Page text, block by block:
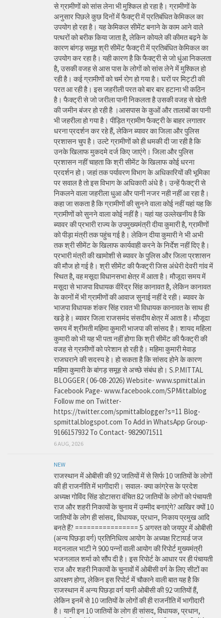
से ग्रामीणों को सांस लेना भी मुश्किल हो रहा है। ग्रामीणों के
अनुसार पिछले कुछ दिनों में फैक्ट्री में प्रतिबंधित केमिकल का
उपयोग हो रहा है। यह केमिकल सीमेंट बनाने के काम आने वाले
पत्थरों को बरीक किया जाता है, लेकिन कोयले की कीमत बढ़ने के
कारण बांगड़ समूह श्री सीमेंट फैक्ट्री में प्रतिबंधित केमिकल का
उपयोग कर रहा है। यही कारण है कि फैक्ट्री से जो धुंआ निकलता
है, उसकी वजह से आस पास के लोगों को सांस लेने में मुश्किल हो
रही है। कई ग्रामीणों को चर्म रोग हो गया है। घरों पर मिट्टी की
परत आ रही है। इस जहरीली परत को बार बार हटाना भी कठिन
है। फैक्ट्री से जो जरीला पानी निकलता है उसकी वजह से खेती
की जमीन बंजर हो रही है ।आसपास के कुओं और तालाबों का पानी
भी जहरीला हो गया है। पीड़ित ग्रामीण फैक्ट्री के बाहर लगातार
धरना प्रदर्शन कर रहे हैं, लेकिन ब्यावर का जिला और पुलिस
प्रशासन चुप है। उल्टे ग्रामीणों को ही धमकी दी जा रही है कि
उनके खिलाफ मुकदमे दर्ज किए जाएंगे। जिला और पुलिस
प्रशासन नहीं चाहता कि श्री सीमेंट के खिलाफ कोई धरना
प्रदर्शन हो। जहां तक पर्यावरण विभाग के अधिकारियों की भूमिका
पर सवाल है तो इस विभाग के अधिकारी अंधे है। उन्हें फैक्ट्री से
निकलने वाला जहरीला धुआ और पानी नजर नही नहीं आ रहा है।
कहा जा सकता है कि ग्रामीणों की सुनने वाला कोई नहीं यहां यह कि
ग्रामीणों को सुनने वाला कोई नहीं है। यहां यह उल्लेखनीय है कि
ब्यावर की प्रभारी राज्य के उपमुख्यमंत्री दीया कुमारी है, ग्रामीणों
को पीड़ा मंत्री तक पहुंच गई है। लेकिन दीया कुमारी ने भी अभी
तक श्री सीमेंट के खिलाफ कार्यवाही करने के निर्देश नहीं दिए है।
प्रभारी मंत्री की खामोशी से ब्यावर के पुलिस और जिला प्रशासन
की मौज हो गई है। श्री सीमेंट की फैक्ट्री जिस अंधेरी देवरी गांव में
स्थित है, वह मसूदा विधानसभा क्षेत्र में आता है। मौजूदा समय में
मसूदा से भाजपा विधायक वीरेंद्र सिंह कानावत है, लेकिन कानावत
के कानों में भी ग्रामीणों की आवाज सुनाई नहीं दे रही। ब्यावर के
भाजपा विधायक शंकर सिंह रावत भी विधायक कानावत के साथ ही
खड़े हे। ब्यावर जिला राजसमंद संसदीय क्षेत्र में आता है। मौजूदा
समय में श्रीमती महिमा कुमारी भाजपा की सांसद है। शायद महिला
कुमारी को भी यह भी पता नहीं होगा कि श्री सीमेंट की फैक्ट्री की
वजह से ग्रामीणों को परेशान हो रही है। महिमा कुमारी मेवाड़
राजघराने की सदस्य हे। हो सकता है कि सांसद होने के कारण
महिमा कुमारी के बांगड़ समूह से अच्छे संबंध हो। S.P.MITTAL
BLOGGER ( 06-08-2026) Website- www.spmittal.in
Facebook Page- www.facebook.com/SPMittalblog
Follow me on Twitter-
https://twitter.com/spmittalblogger?s=11 Blog-
spmittal.blogspot.com To Add in WhatsApp Group-
9166157932 To Contact- 9829071511
6 AUG, 2026
NEW
राजस्थान में ओबीसी की 92 जातियों में से सिर्फ 10 जातियों के लोगों
की ही राजनीति में भागीदारी। सवाल- क्या कांग्रेस के प्रदेश
अध्यक्ष गोविंद सिंह डोटासरा वंचित 82 जातियों के लोगों को पंचायती
राज और शहरी निकायों के चुनाव में उम्मीद बनाएंगे? आखिर क्यों 10
जातियों के लोग ही सांसद, विधायक, प्रधान, निकाय प्रमुख आदि
बनते हैं? ================ 5 अगस्त को जयपुर में ओबीसी
(अन्य पिछड़ा वर्ग) प्रतिनिधित्व आयोग के अध्यक्ष रिटायर्ड जज
मदनलाल भाटी ने 900 पन्नों वाली आयोग की रिपोर्ट मुख्यमंत्री
भजनलाल शर्मा को सौंप दी है। इस रिपोर्ट के आधार पर ही पंचायती
राज और शहरी निकायों के चुनावों में ओबीसी वर्ग के लिए सीटों का
आरक्षण होगा, लेकिन इस रिपोर्ट में चौकाने वाली बात यह है कि
राजस्थान में अन्य पिछड़ा वर्ग यानी ओबीसी की 92 जातियों हैं,
लेकिन इनमें से 10 जातियों के लोगों की ही राजनीति में भागीदारी
है। यानी इन 10 जातियों के लोग ही सांसद, विधायक, प्रधान,